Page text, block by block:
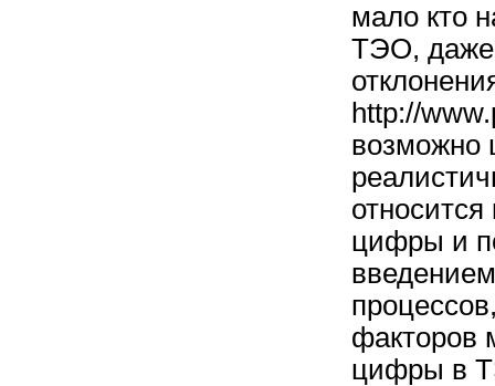
мало кто
ТЭО, даже
http://
возможно
цифры и
факторов
цифры в